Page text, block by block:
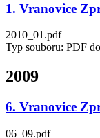
1. Vranovice
2010_01.pdf
Typ souboru: PDF
2009
6. Vranovice
06_09.pdf